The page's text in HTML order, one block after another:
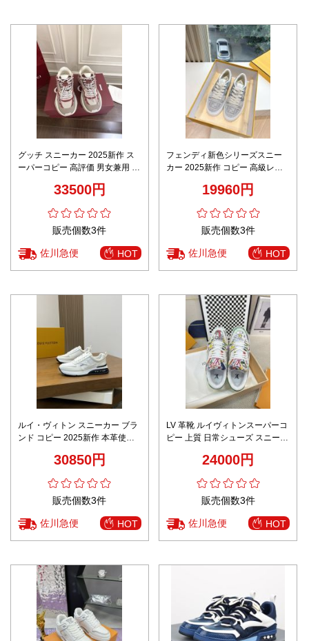
グッチ スニーカー 2025新作 ス
ーパーコピー 高評価 男女兼用 快
33500円
販売個数3件
佐川急便 HOT
フェンディ新色シリーズスニー
カー 2025新作 コピー 高級レベ
19960円
販売個数3件
佐川急便 HOT
ルイ・ヴィトン スニーカー ブラ
ンド コピー 2025新作 本革使用
心サイト対応30850円
販売個数3件
佐川急便 HOT
LV 革靴 ルイヴィトンスーパーコ
ピー 上質 日常シューズ スニーカ
24000円
販売個数3件
佐川急便 HOT